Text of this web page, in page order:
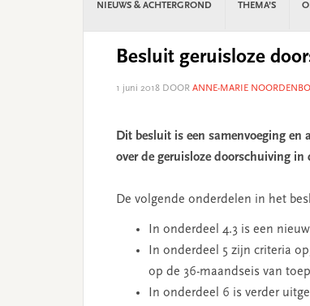
NIEUWS & ACHTERGROND THEMA’S
Besluit geruisloze
1 juni 2018 DOOR ANNE-MARIE
Dit besluit is een samenvoeging
over de geruisloze doorschuiving in
De volgende onderdelen in het
In onderdeel 4.3 is een
In onderdeel 5 zijn criteria
op de 36-maandseis van
In onderdeel 6 is verder